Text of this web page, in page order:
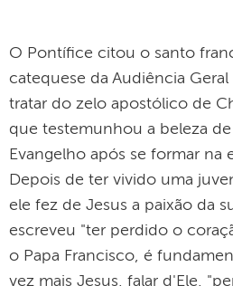
O Pontífice citou o santo
catequese da Audiência Geral
tratar do zelo apostólico de
que testemunhou a beleza
Evangelho após se formar na
Depois de ter vivido uma
ele fez de Jesus a paixão da
escreveu "ter perdido o
o Papa Francisco, é
vez mais Jesus, falar d'Ele,